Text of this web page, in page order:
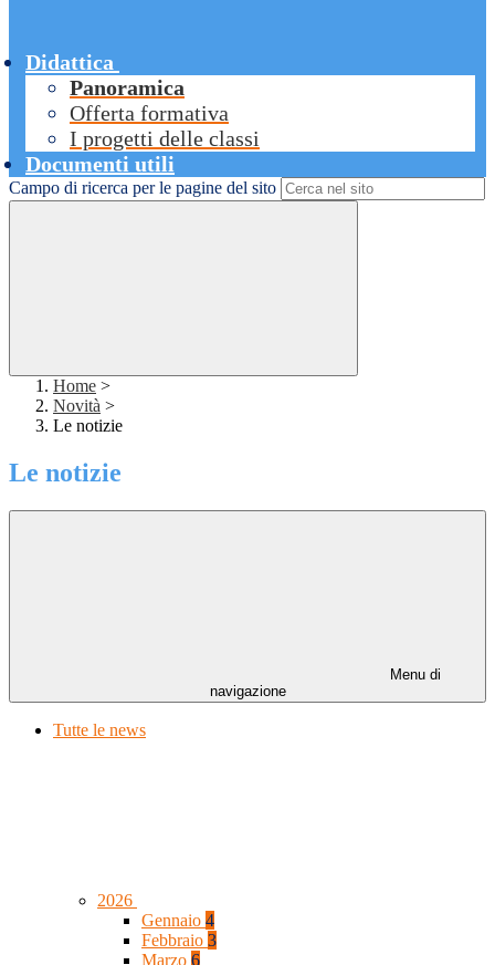
Didattica
Panoramica
Offerta formativa
I progetti delle classi
Documenti utili
Campo di ricerca per le pagine del sito
Home >
Novità >
Le notizie
Le notizie
Menu di
navigazione
Tutte le news
2026
Gennaio 4
Febbraio 3
Marzo 6